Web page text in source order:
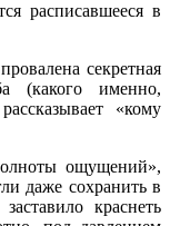
расписавшееся в
секретная
(какого именно,
«кому
ощущений»,
даже сохранить в
краснеть